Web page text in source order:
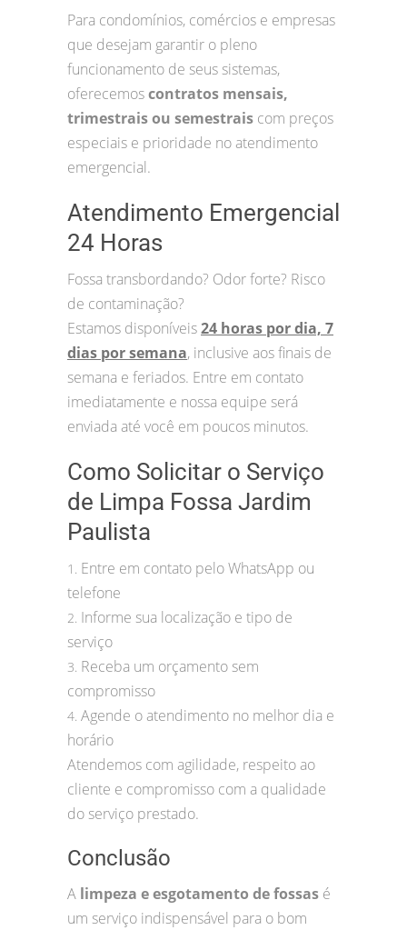
Para condomínios, comércios e empresas
que desejam garantir o pleno
funcionamento de seus sistemas,
oferecemoscontratos mensais,
trimestrais ou semestrais com preços
especiais e prioridade no atendimento
emergencial.
Atendimento Emergencial
24 Horas
Fossa transbordando? Odor forte? Risco
de contaminação?
Estamos disponíveis24 horas por dia, 7
dias por semana, inclusive aos finais de
semana e feriados. Entre em contato
imediatamente e nossa equipe será
enviada até você em poucos minutos.
Como Solicitar o Serviço
de Limpa Fossa Jardim
Paulista
1. Entre em contato pelo WhatsApp ou
telefone
2. Informe sua localização e tipo de
serviço
3. Receba um orçamento sem
compromisso
4. Agende o atendimento no melhor dia e
horário
Atendemos com agilidade, respeito ao
cliente e compromisso com a qualidade
do serviço prestado.
Conclusão
A limpeza e esgotamento de fossas é
um serviço indispensável para o bom